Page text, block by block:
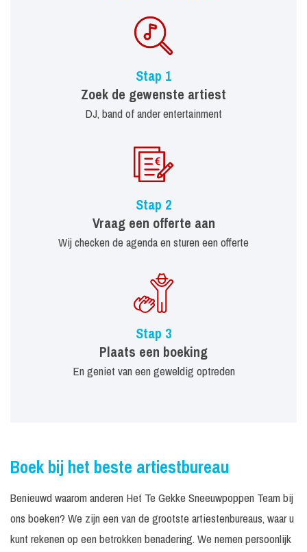
Stap 1
Zoek de gewenste artiest
DJ, band of ander entertainment
Stap 2
Vraag een offerte aan
Wij checken de agenda en sturen een offerte
Stap 3
Plaats een boeking
En geniet van een geweldig optreden
Boek bij het beste artiestbureau
Benieuwd waarom anderen Het Te Gekke Sneeuwpoppen Team bij
ons boeken? We zijn een van de grootste artiestenbureaus, waar u
kunt rekenen op een betrokken benadering. We nemen persoonlijk